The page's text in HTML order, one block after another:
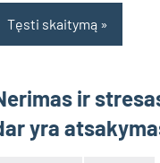
Tęsti skaitymą
ir
yra